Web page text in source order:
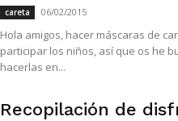
careta 06/02/2015
Hola amigos, hacer máscaras de
participar los niños, así que os he
hacerlas en...
Recopilación de